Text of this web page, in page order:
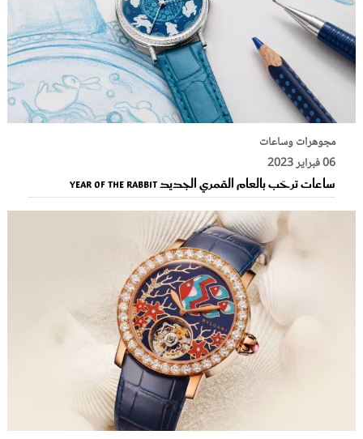
مجوهرات وساعات
06 فبراير 2023
ساعات ترحّب بالعام القمري الجديد Year of the Rabbit